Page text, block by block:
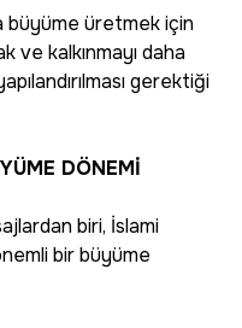
büyüme üretmek için
ve kalkınmayı daha
gerektiği
DÖNEMİ
biri, İslami
bir büyüme